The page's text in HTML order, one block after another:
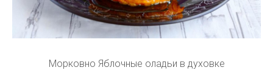
Морковно Яблочные оладьи в духовке